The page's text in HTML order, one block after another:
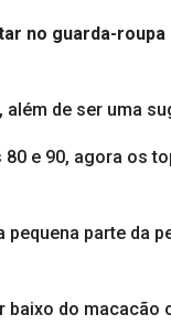
no guarda-roupa
de ser uma
e 90, agora os
parte da
do macacão